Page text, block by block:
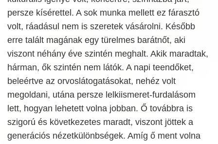
persze kísérettel. A sok munka mellett ez fárasztó
volt, ráadásul nem is szeretek vásárolni. Később
erre talált magának egy türelmes barátnőt, aki
viszont néhány éve szintén meghalt. Akik maradtak,
hárman, ők szintén nem látók. A napi teendőket,
beleértve az orvoslátogatásokat, nehéz volt
megoldani, utána persze lelkiismeret-furdalásom
lett, hogyan lehetett volna jobban. Ő továbbra is
szigorú és következetes maradt, viszont jöttek a
generációs nézetkülönbségek. Amíg ő ment volna